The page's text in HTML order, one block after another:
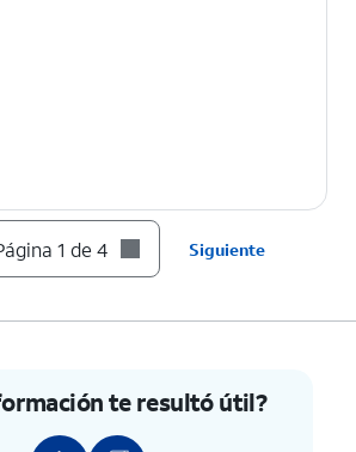
1 de 4 Siguiente
te resultó útil?